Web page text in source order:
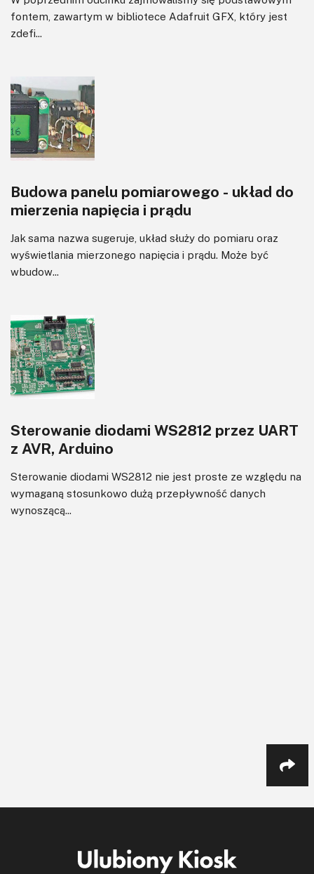
fontem, zawartym w bibliotece Adafruit GFX, który jest
zdefi...
Budowa panelu pomiarowego - układ do
mierzenia napięcia i prądu
Jak sama nazwa sugeruje, układ służy do pomiaru oraz
wyświetlania mierzonego napięcia i prądu. Może być
wbudow...
Sterowanie diodami WS2812 przez UART
z AVR, Arduino
Sterowanie diodami WS2812 nie jest proste ze względu na
wymaganą stosunkowo dużą przepływność danych
wynoszącą...